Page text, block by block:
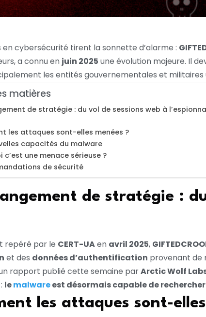
en cybersécurité tirent la sonnette d’alarme :
a connu en juin 2025 une évolution majeure. Il
les entités gouvernementales et militaires
matières
de stratégie : du vol de sessions web à
les attaques sont-elles menées ?
capacités du malware
c’est une menace sérieuse ?
de sécurité
de stratégie :
repéré par le CERT-UAen avril 2025,
et des données d’authentification provenant de
rapport publié cette semaine parArctic Wolf
lemalwareest désormais capable de
les attaques sont-